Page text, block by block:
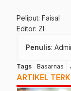
Peliput: Faisal
Editor: ZI
Penulis:
Tags Basarnas
ARTIKEL